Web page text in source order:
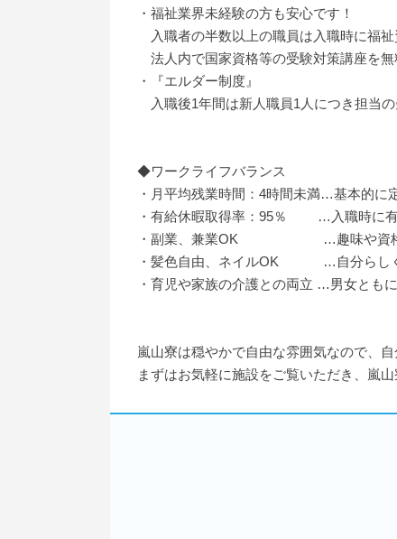
・福祉業界未経験の方も安心です！
入職者の半数以上の職員は入職時に福祉
法人内で国家資格等の受験対策講座を無
・『エルダー制度』
入職後1年間は新人職員1人につき担当
◆ワークライフバランス
・月平均残業時間：4時間未満…基本的に
・有給休暇取得率：95％ …入職時に有
・副業、兼業OK …趣味や資格を活
・髪色自由、ネイルOK …自分らしく
・育児や家族の介護との両立 …男女とも
嵐山寮は穏やかで自由な雰囲気なので、
まずはお気軽に施設をご覧いただき、嵐